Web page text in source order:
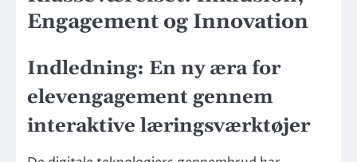
Engagement og Innovation
Indledning: En ny æra for
elevengagement gennem
interaktive læringsværktøjer